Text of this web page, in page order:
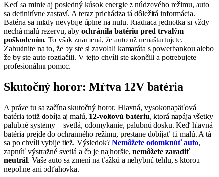
Keď sa minie aj posledný kúsok energie z núdzového režimu, auto
sa definitívne zastaví. A teraz prichádza tá dôležitá informácia.
Batéria sa nikdy nevybije úplne na nulu. Riadiaca jednotka si vždy
nechá malú rezervu, aby ochránila batériu pred trvalým
poškodením. To však znamená, že auto už nenaštartujete.
Zabudnite na to, že by ste si zavolali kamaráta s powerbankou alebo
že by ste auto roztlačili. V tejto chvíli ste skončili a potrebujete
profesionálnu pomoc.
Skutočný horor: Mŕtva 12V batéria
A práve tu sa začína skutočný horor. Hlavná, vysokonapäťová
batéria totiž dobíja aj malú, 12-voltovú batériu, ktorá napája všetky
palubné systémy – svetlá, odomykanie, palubnú dosku. Keď hlavná
batéria prejde do ochranného režimu, prestane dobíjať tú malú. A tá
sa po chvíli vybije tiež. Výsledok? Nemôžete odomknúť auto,
zapnúť výstražné svetlá a čo je najhoršie, nemôžete zaradiť
neutrál. Vaše auto sa zmení na ťažkú a nehybnú tehlu, s ktorou
nepohne ani odťahovka.